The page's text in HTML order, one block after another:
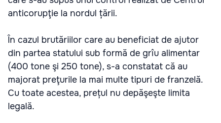
anticorupţie la nordul țării.
În cazul brutăriilor care au beneficiat de ajutor
din partea statului sub formă de grîu alimentar
(400 tone şi 250 tone), s-a constatat că au
majorat preţurile la mai multe tipuri de franzelă.
Cu toate acestea, prețul nu depăşeşte limita
legală.